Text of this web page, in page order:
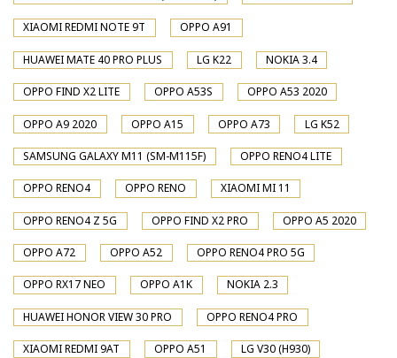
XIAOMI REDMI NOTE 9T OPPO A91
HUAWEI MATE 40 PRO PLUS LG K22 NOKIA 3.4
OPPO FIND X2 LITE OPPO A53S OPPO A53 2020
OPPO A9 2020 OPPO A15 OPPO A73 LG K52
SAMSUNG GALAXY M11 (SM-M115F) OPPO RENO4 LITE
OPPO RENO4 OPPO RENO XIAOMI MI 11
OPPO RENO4 Z 5G OPPO FIND X2 PRO OPPO A5 2020
OPPO A72 OPPO A52 OPPO RENO4 PRO 5G
OPPO RX17 NEO OPPO A1K NOKIA 2.3
HUAWEI HONOR VIEW 30 PRO OPPO RENO4 PRO
XIAOMI REDMI 9AT OPPO A51 LG V30 (H930)